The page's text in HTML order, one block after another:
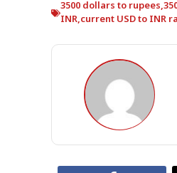
3500 dollars to rupees,
INR,current USD to INR